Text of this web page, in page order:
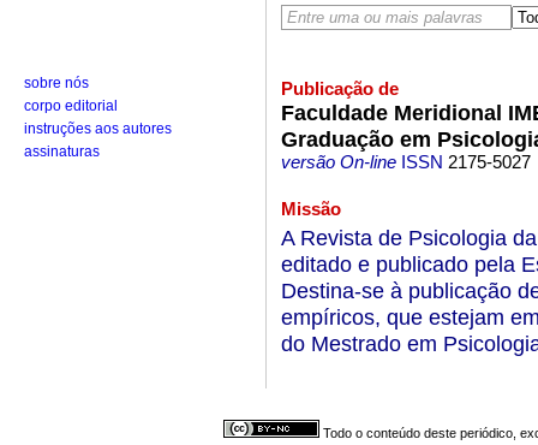
sobre nós
corpo editorial
instruções aos autores
assinaturas
Publicação de
Faculdade Meridional
Graduação em
versão On-lineISSN 2175-5027
Missão
A Revista de Psicologia
editado e publicado pela
Destina-se à publicação
empíricos, que estejam
do Mestrado em
Todo o conteúdo deste periódico,